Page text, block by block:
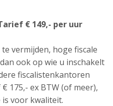
€ 149,- per uur
vermijden, hoge fiscale
ook op wie u inschakelt
fiscalistenkantoren
175,- ex BTW (of meer),
voor kwaliteit.